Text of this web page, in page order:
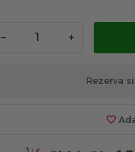
− +
Rezerva